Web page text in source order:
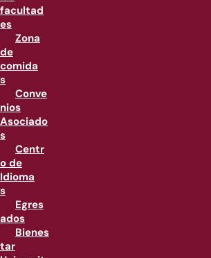
facultad
es
Zona
de
comida
s
Conve
nios
Asociado
s
Centr
o de
Idioma
s
Egres
ados
Bienes
tar